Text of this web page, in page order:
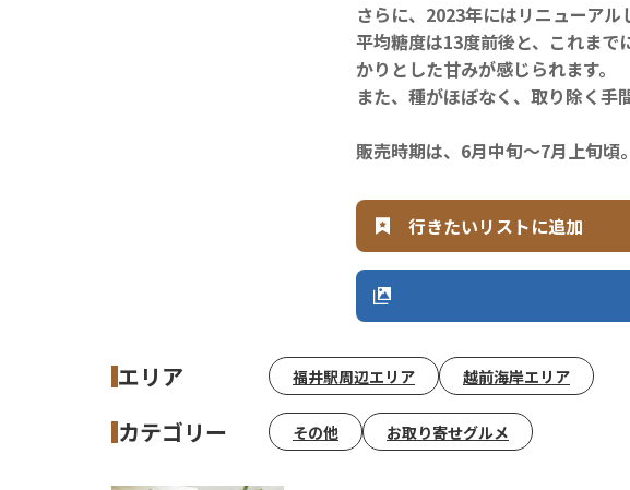
さらに、2023年にはリニューアル
平均糖度は13度前後と、これまで
かりとした甘みが感じられます。
また、種がほぼなく、取り除く手
販売時期は、6月中旬～7月上旬頃。
行きたいリストに追加
エリア 福井駅周辺エリア 越前海岸エリア
カテゴリー その他 お取り寄せグルメ